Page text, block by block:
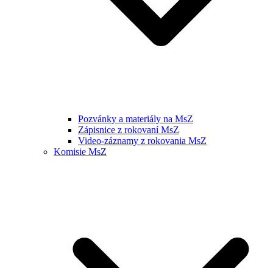
Pozvánky a materiály na MsZ
Zápisnice z rokovaní MsZ
Video-záznamy z rokovania MsZ
Komisie MsZ